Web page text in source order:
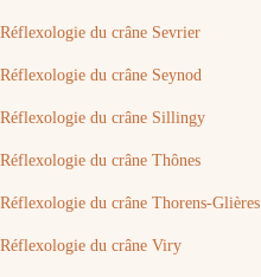
Réflexologie du crâne Sevrier
Réflexologie du crâne Seynod
Réflexologie du crâne Sillingy
Réflexologie du crâne Thônes
Réflexologie du crâne Thorens-Glières
Réflexologie du crâne Viry